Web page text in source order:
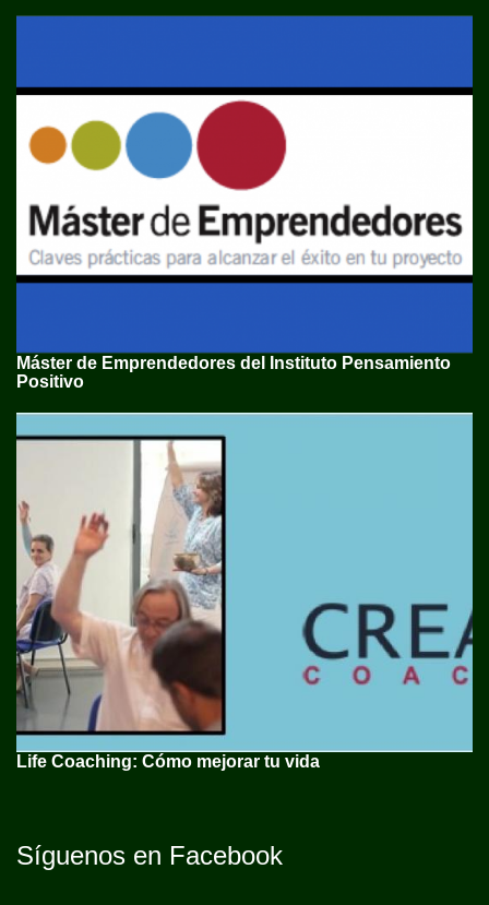
Máster de Emprendedores del Instituto Pensamiento
Positivo
Life Coaching: Cómo mejorar tu vida
Síguenos en Facebook